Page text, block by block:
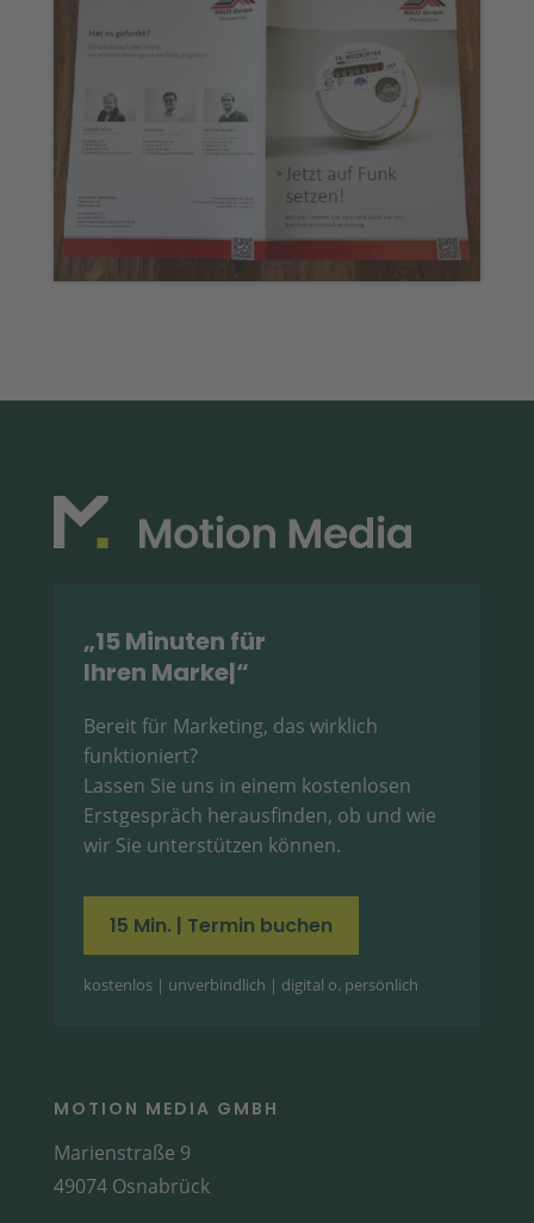
„15 Minuten für
Ihren Marketin
Bereit für Marketing, das wirklich
funktioniert?
Lassen Sie uns in einem kostenlosen
Erstgespräch herausfinden, ob und wie
wir Sie unterstützen können.
15 Min. | Termin buchen
kostenlos | unverbindlich | digital o. persönlich
MOTION MEDIA GMBH
Marienstraße 9
49074 Osnabrück